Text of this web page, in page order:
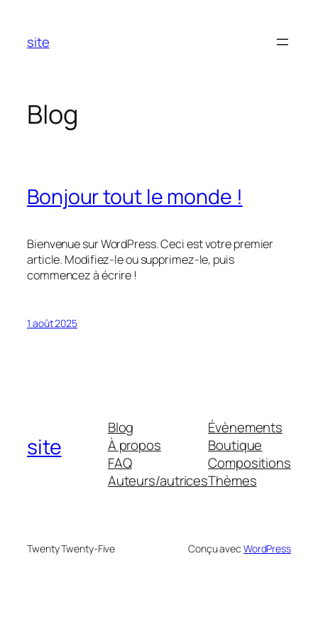
contenu
site
Blog
Bonjour tout le monde !
Bienvenue sur WordPress. Ceci est votre premier
article. Modifiez-le ou supprimez-le, puis
commencez à écrire !
1 août 2025
site
Blog
À propos
FAQ
Auteurs/autrices
Évènements
Boutique
Compositions
Thèmes
Twenty Twenty-Five Conçu avec WordPress